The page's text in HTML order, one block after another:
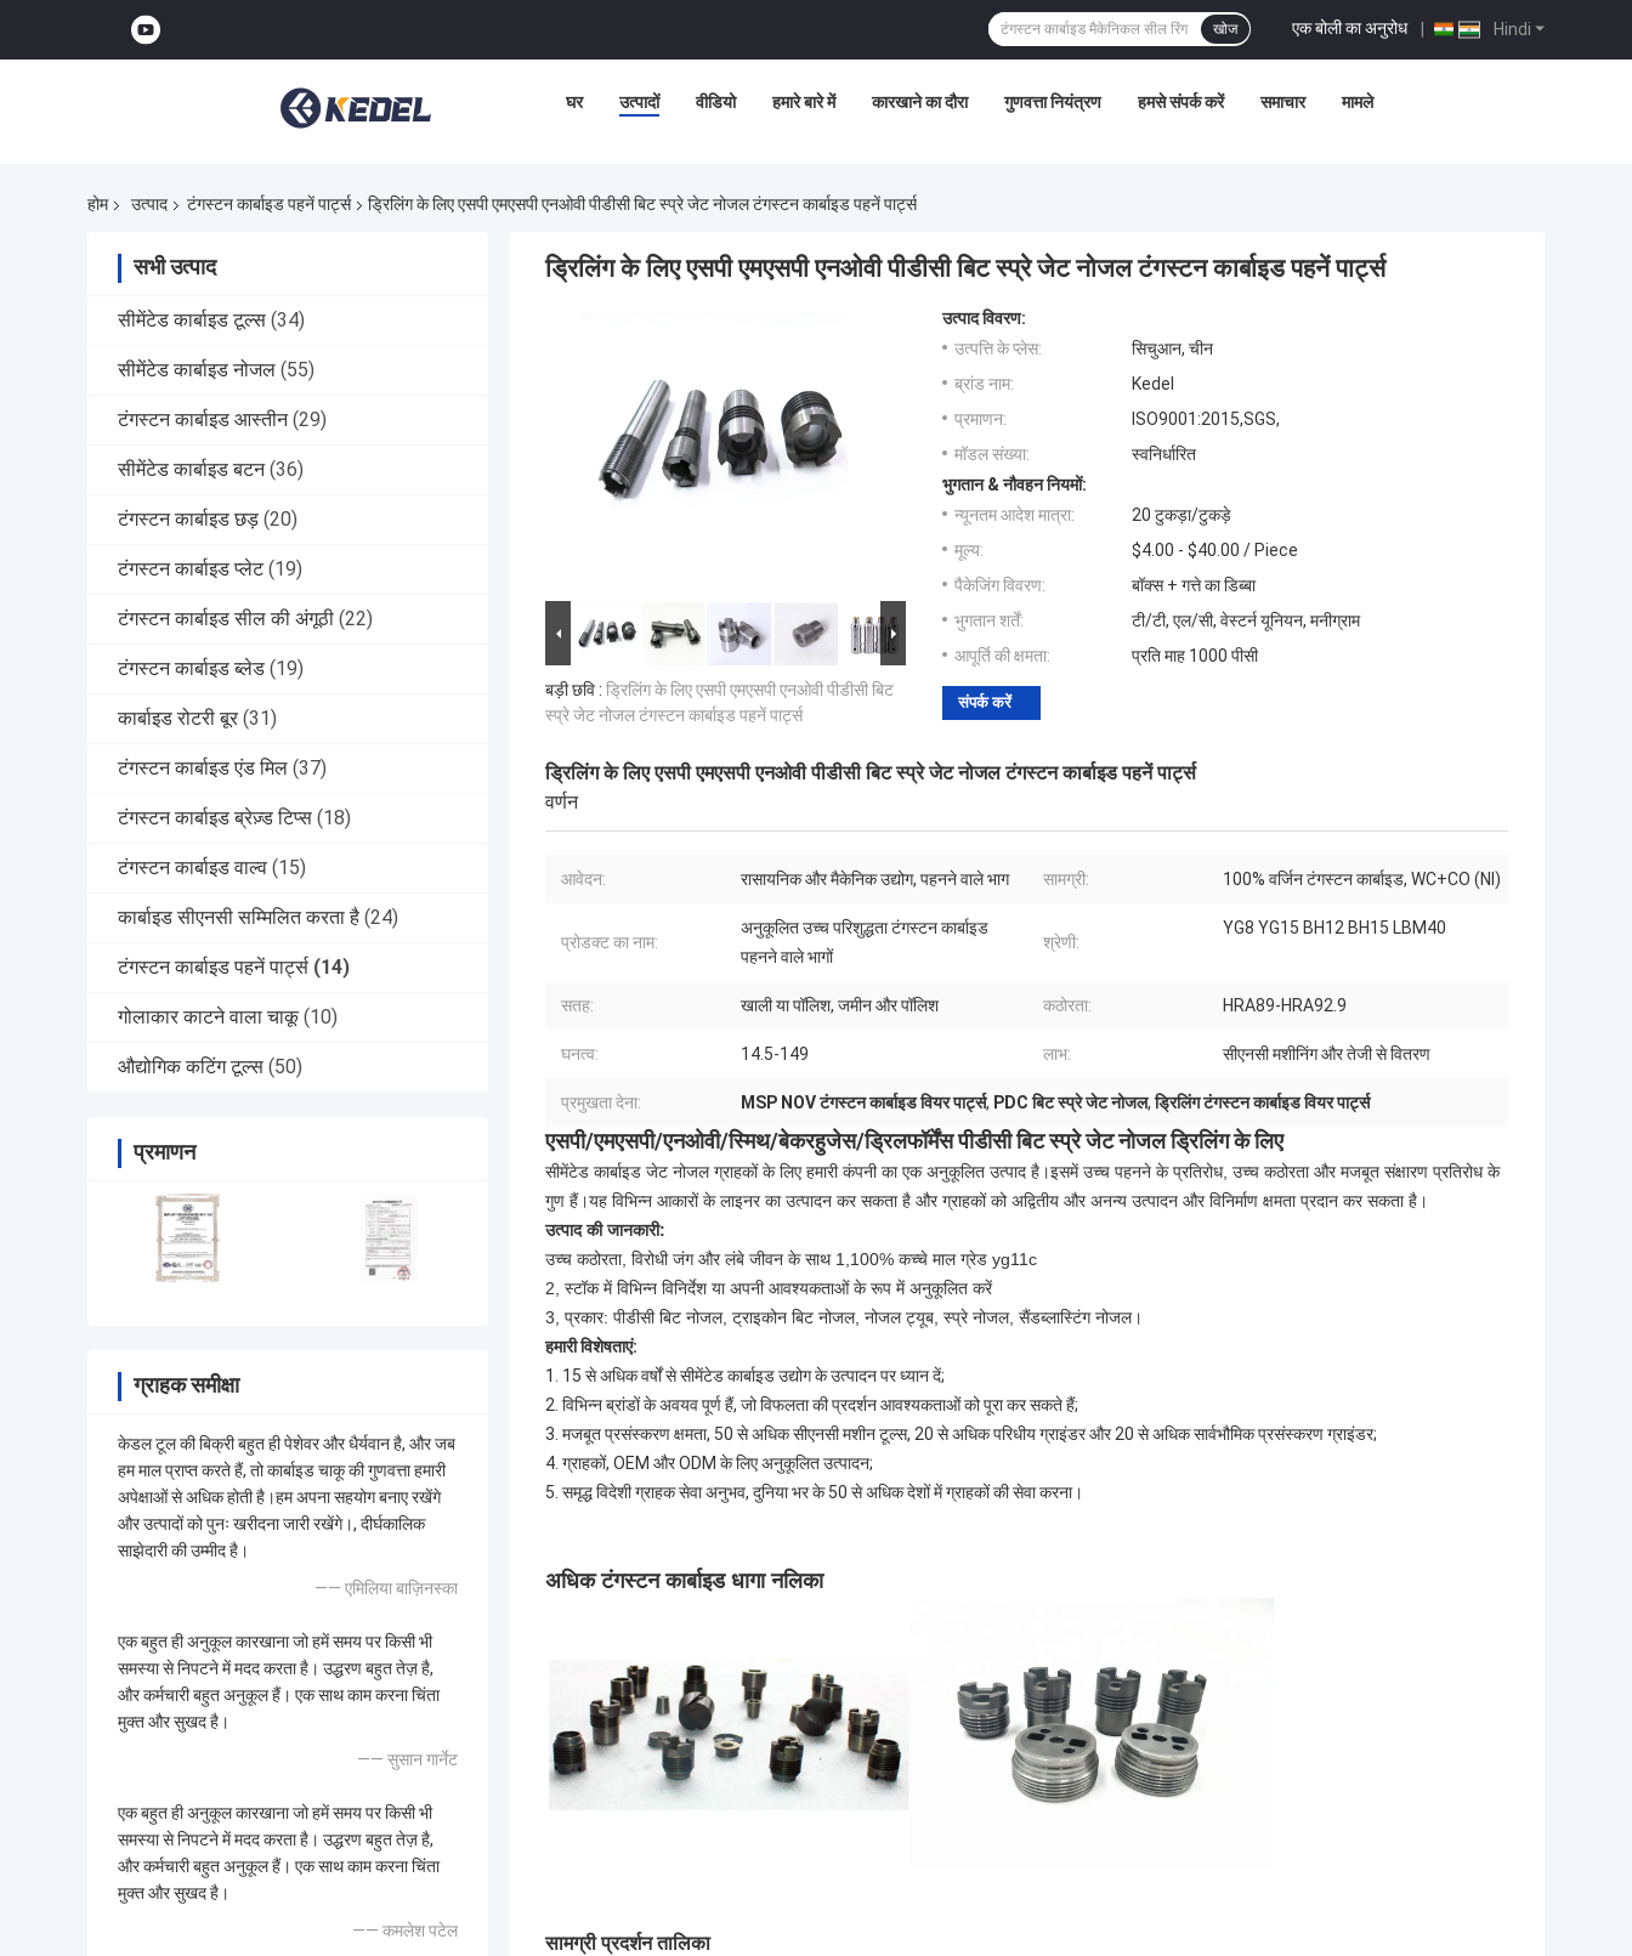
Hindi
एक बोली का अनुरोध |
खोज
घर उत्पादों वीडियो हमारे बारे में कारखाने का दौरा गुणवत्ता नियंत्रण हमसे संपर्क करें समाचार मामले
होम उत्पाद टंगस्टन कार्बाइड पहनें पार्ट्स ड्रिलिंग के लिए एसपी एमएसपी एनओवी पीडीसी बिट स्प्रे जेट नोजल टंगस्टन कार्बाइड पहनें पार्ट्स
सभी उत्पाद
सीमेंटेड कार्बाइड टूल्स (34)
सीमेंटेड कार्बाइड नोजल (55)
टंगस्टन कार्बाइड आस्तीन (29)
सीमेंटेड कार्बाइड बटन (36)
टंगस्टन कार्बाइड छड़ (20)
टंगस्टन कार्बाइड प्लेट (19)
टंगस्टन कार्बाइड सील की अंगूठी (22)
टंगस्टन कार्बाइड ब्लेड (19)
कार्बाइड रोटरी बूर (31)
टंगस्टन कार्बाइड एंड मिल (37)
टंगस्टन कार्बाइड ब्रेज़्ड टिप्स (18)
टंगस्टन कार्बाइड वाल्व (15)
कार्बाइड सीएनसी सम्मिलित करता है (24)
टंगस्टन कार्बाइड पहनें पार्ट्स (14)
गोलाकार काटने वाला चाकू (10)
औद्योगिक कटिंग टूल्स (50)
प्रमाणन
ग्राहक समीक्षा
केडल टूल की बिक्री बहुत ही पेशेवर और धैर्यवान है, और जब
हम माल प्राप्त करते हैं, तो कार्बाइड चाकू की गुणवत्ता हमारी
अपेक्षाओं से अधिक होती है।हम अपना सहयोग बनाए रखेंगे
और उत्पादों को पुनः खरीदना जारी रखेंगे।, दीर्घकालिक
साझेदारी की उम्मीद है।
—— एमिलिया बाज़िनस्का
एक बहुत ही अनुकूल कारखाना जो हमें समय पर किसी भी
समस्या से निपटने में मदद करता है। उद्धरण बहुत तेज़ है,
और कर्मचारी बहुत अनुकूल हैं। एक साथ काम करना चिंता
मुक्त और सुखद है।
—— सुसान गार्नेट
एक बहुत ही अनुकूल कारखाना जो हमें समय पर किसी भी
समस्या से निपटने में मदद करता है। उद्धरण बहुत तेज़ है,
और कर्मचारी बहुत अनुकूल हैं। एक साथ काम करना चिंता
मुक्त और सुखद है।
—— कमलेश पटेल
ड्रिलिंग के लिए एसपी एमएसपी एनओवी पीडीसी बिट स्प्रे जेट नोजल टंगस्टन कार्बाइड पहनें पार्ट्स
बड़ी छवि : ड्रिलिंग के लिए एसपी एमएसपी एनओवी पीडीसी बिट
स्प्रे जेट नोजल टंगस्टन कार्बाइड पहनें पार्ट्स
उत्पाद विवरण:
उत्पत्ति के प्लेस:
सिचुआन, चीन
ब्रांड नाम:
Kedel
प्रमाणन:
ISO9001:2015,SGS,
मॉडल संख्या:
स्वनिर्धारित
भुगतान & नौवहन नियमों:
न्यूनतम आदेश मात्रा:
20 टुकड़ा/टुकड़े
मूल्य:
$4.00 - $40.00 / Piece
पैकेजिंग विवरण:
बॉक्स + गत्ते का डिब्बा
भुगतान शर्तें:
टी/टी, एल/सी, वेस्टर्न यूनियन, मनीग्राम
आपूर्ति की क्षमता:
प्रति माह 1000 पीसी
संपर्क करें
ड्रिलिंग के लिए एसपी एमएसपी एनओवी पीडीसी बिट स्प्रे जेट नोजल टंगस्टन कार्बाइड पहनें पार्ट्स
वर्णन
आवेदन: रासायनिक और मैकेनिक उद्योग, पहनने वाले भाग सामग्री: 100% वर्जिन टंगस्टन कार्बाइड, WC+CO (NI)
प्रोडक्ट का नाम:
अनुकूलित उच्च परिशुद्धता टंगस्टन कार्बाइड
पहनने वाले भागों
श्रेणी:
YG8 YG15 BH12 BH15 LBM40
सतह: खाली या पॉलिश, जमीन और पॉलिश कठोरता: HRA89-HRA92.9
घनत्व: 14.5-149 लाभ: सीएनसी मशीनिंग और तेजी से वितरण
प्रमुखता देना: MSP NOV टंगस्टन कार्बाइड वियर पार्ट्स, PDC बिट स्प्रे जेट नोजल,ड्रिलिंग टंगस्टन कार्बाइड वियर पार्ट्स
एसपी/एमएसपी/एनओवी/स्मिथ/बेकरहुजेस/ड्रिलफॉर्मेंस पीडीसी बिट स्प्रे जेट नोजल ड्रिलिंग के लिए
सीमेंटेड कार्बाइड जेट नोजल ग्राहकों के लिए हमारी कंपनी का एक अनुकूलित उत्पाद है।इसमें उच्च पहनने के प्रतिरोध, उच्च कठोरता और मजबूत संक्षारण प्रतिरोध के
गुण हैं।यह विभिन्न आकारों के लाइनर का उत्पादन कर सकता है और ग्राहकों को अद्वितीय और अनन्य उत्पादन और विनिर्माण क्षमता प्रदान कर सकता है।
उत्पाद की जानकारी:
उच्च कठोरता, विरोधी जंग और लंबे जीवन के साथ 1,100% कच्चे माल ग्रेड yg11c
2, स्टॉक में विभिन्न विनिर्देश या अपनी आवश्यकताओं के रूप में अनुकूलित करें
3, प्रकार: पीडीसी बिट नोजल, ट्राइकोन बिट नोजल, नोजल ट्यूब, स्प्रे नोजल, सैंडब्लास्टिंग नोजल।
हमारी विशेषताएं:
1. 15 से अधिक वर्षों से सीमेंटेड कार्बाइड उद्योग के उत्पादन पर ध्यान दें;
2. विभिन्न ब्रांडों के अवयव पूर्ण हैं, जो विफलता की प्रदर्शन आवश्यकताओं को पूरा कर सकते हैं;
3. मजबूत प्रसंस्करण क्षमता, 50 से अधिक सीएनसी मशीन टूल्स, 20 से अधिक परिधीय ग्राइंडर और 20 से अधिक सार्वभौमिक प्रसंस्करण ग्राइंडर;
4. ग्राहकों, OEM और ODM के लिए अनुकूलित उत्पादन;
5. समृद्ध विदेशी ग्राहक सेवा अनुभव, दुनिया भर के 50 से अधिक देशों में ग्राहकों की सेवा करना।
अधिक टंगस्टन कार्बाइड धागा नलिका
सामग्री प्रदर्शन तालिका